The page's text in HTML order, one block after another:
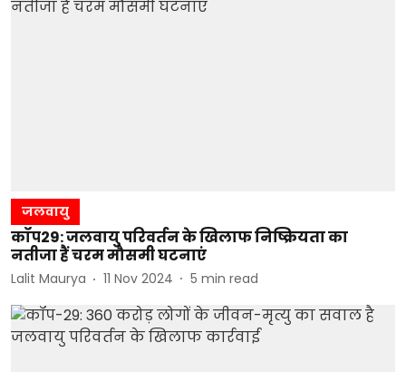
जलवायु
कॉप29: जलवायु परिवर्तन के खिलाफ निष्क्रियता का
नतीजा हैं चरम मौसमी घटनाएं
Lalit Maurya 11 Nov 2024 5 min read